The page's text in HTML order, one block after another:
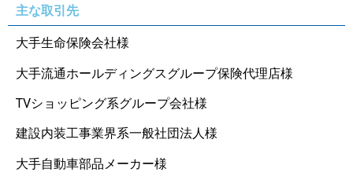
主な取引先
大手生命保険会社様
大手流通ホールディングスグループ保険代理店様
TVショッピング系グループ会社様
建設内装工事業界系一般社団法人様
大手自動車部品メーカー様